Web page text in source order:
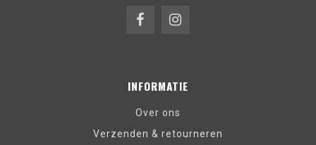
INFORMATIE
Over ons
Verzenden & retourneren